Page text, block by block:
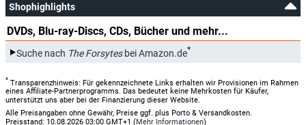
Shophighlights
DVDs, Blu-ray-Discs, CDs, Bücher und mehr...
Suche nach The Forsytesbei Amazon.de*
* Transparenzhinweis: Für gekennzeichnete Links erhalten wir Provisionen im Rahmen
eines Affiliate-Partnerprogramms. Das bedeutet keine Mehrkosten für Käufer,
unterstützt uns aber bei der Finanzierung dieser Website.
Alle Preisangaben ohne Gewähr, Preise ggf. plus Porto & Versandkosten.
Preisstand: 10.08.2026 03:00 GMT+1 (Mehr Informationen)